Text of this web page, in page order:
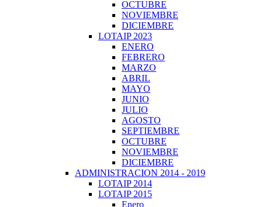
OCTUBRE
NOVIEMBRE
DICIEMBRE
LOTAIP 2023
ENERO
FEBRERO
MARZO
ABRIL
MAYO
JUNIO
JULIO
AGOSTO
SEPTIEMBRE
OCTUBRE
NOVIEMBRE
DICIEMBRE
ADMINISTRACION 2014 - 2019
LOTAIP 2014
LOTAIP 2015
Enero